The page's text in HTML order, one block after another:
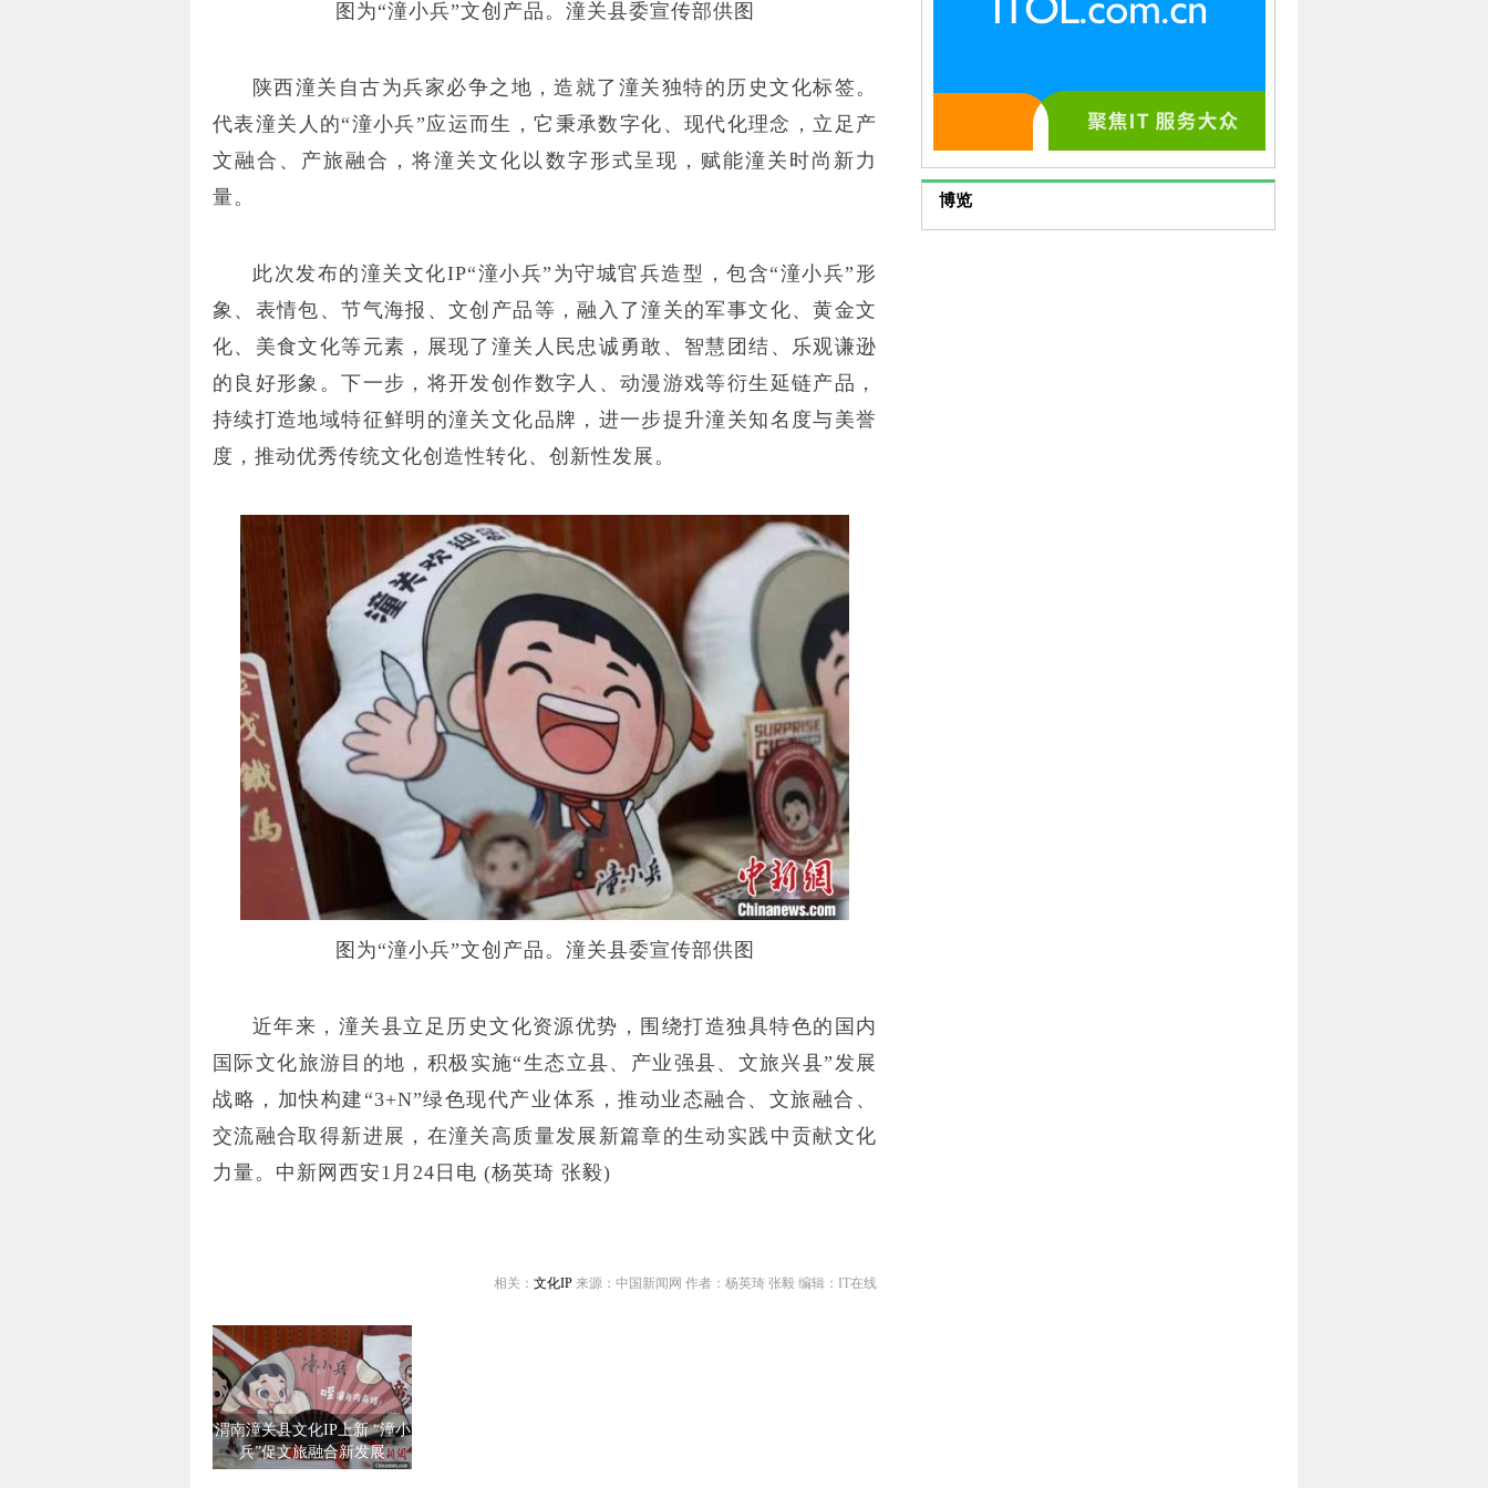
图为“潼小兵”文创产品。潼关县委宣传部供图
陕西潼关自古为兵家必争之地，造就了潼关独特的历史文化标签。
代表潼关人的“潼小兵”应运而生，它秉承数字化、现代化理念，立足产
文融合、产旅融合，将潼关文化以数字形式呈现，赋能潼关时尚新力
量。
此次发布的潼关文化IP“潼小兵”为守城官兵造型，包含“潼小兵”形
象、表情包、节气海报、文创产品等，融入了潼关的军事文化、黄金文
化、美食文化等元素，展现了潼关人民忠诚勇敢、智慧团结、乐观谦逊
的良好形象。下一步，将开发创作数字人、动漫游戏等衍生延链产品，
持续打造地域特征鲜明的潼关文化品牌，进一步提升潼关知名度与美誉
度，推动优秀传统文化创造性转化、创新性发展。
图为“潼小兵”文创产品。潼关县委宣传部供图
近年来，潼关县立足历史文化资源优势，围绕打造独具特色的国内
国际文化旅游目的地，积极实施“生态立县、产业强县、文旅兴县”发展
战略，加快构建“3+N”绿色现代产业体系，推动业态融合、文旅融合、
交流融合取得新进展，在潼关高质量发展新篇章的生动实践中贡献文化
力量。 中新网西安1月24日电 (杨英琦 张毅)
相关： 文化IP 来源：中国新闻网 作者：杨英琦 张毅 编辑：IT在线
渭南潼关县文化IP上新 “潼小
兵”促文旅融合新发展
博览